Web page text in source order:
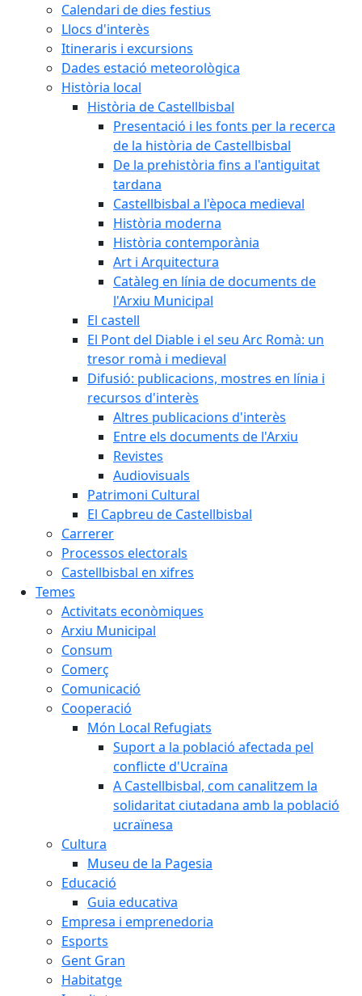
Calendari de dies festius
Llocs d'interès
Itineraris i excursions
Dades estació meteorològica
Història local
Història de Castellbisbal
Presentació i les fonts per la recerca
de la història de Castellbisbal
De la prehistòria fins a l'antiguitat
tardana
Castellbisbal a l'època medieval
Història moderna
Història contemporània
Art i Arquitectura
Catàleg en línia de documents de
l'Arxiu Municipal
El castell
El Pont del Diable i el seu Arc Romà: un
tresor romà i medieval
Difusió: publicacions, mostres en línia i
recursos d'interès
Altres publicacions d'interès
Entre els documents de l'Arxiu
Revistes
Audiovisuals
Patrimoni Cultural
El Capbreu de Castellbisbal
Carrerer
Processos electorals
Castellbisbal en xifres
Temes
Activitats econòmiques
Arxiu Municipal
Consum
Comerç
Comunicació
Cooperació
Món Local Refugiats
Suport a la població afectada pel
conflicte d'Ucraïna
A Castellbisbal, com canalitzem la
solidaritat ciutadana amb la població
ucraïnesa
Cultura
Museu de la Pagesia
Educació
Guia educativa
Empresa i emprenedoria
Esports
Gent Gran
Habitatge